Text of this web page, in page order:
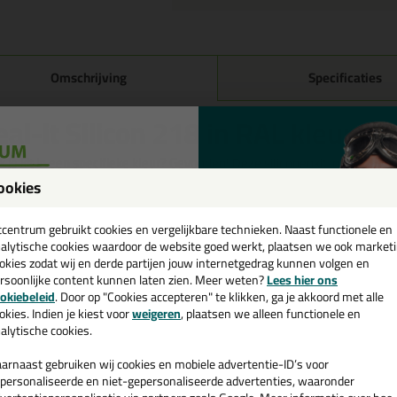
Omschrijving Specificaties
it Silicon 218 in RAL kleur in
je kit in een specifieke kleur? Gevonden! Deze siliconenkit in ral
voor verschillende toepassingen. Een duurzame en
kleur zoekt met gegarandeerd een topresultaat. Bestel de
je meer weten over de toepassing en kenmerken van dit product?Lees
& tricks voor Seal-it Silicon 218 in RAL
volgende blogs wordt dit product gebruikt:
Welke kit heb ik nodig voor mijn badkamer?
gebruikt cookies en vergelijkbare technieken. Naast functionele en
cookies waardoor de website goed werkt, plaatsen we ook
zodat wij en derde partijen jouw internetgedrag kunnen volgen en
content kunnen laten zien. Meer weten?Lees hier ons
. Door op "Cookies accepteren" te klikken, ga je akkoord met alle
Indien je kiest voorweigeren, plaatsen we alleen functionele en
cookies.
gebruiken wij cookies en mobiele advertentie-ID’s voor
en niet-gepersonaliseerde advertenties, waaronder
💚
en ontvang een
€35,-bij je eerste bestelling!